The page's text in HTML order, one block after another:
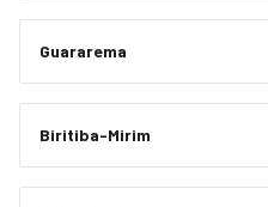
Guararema
Biritiba-Mirim